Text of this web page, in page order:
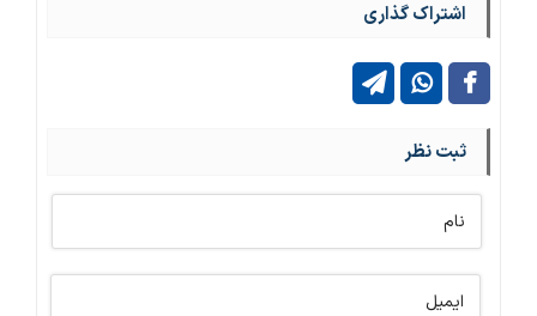
اشتراک گذاری
ثبت نظر